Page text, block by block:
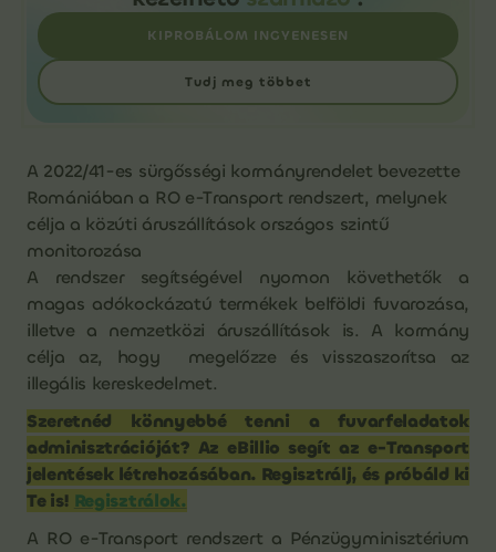
KIPROBÁLOM INGYENESEN
Tudj meg többet
A 2022/41-es sürgősségi kormányrendelet bevezette
Romániában a RO e-Transport rendszert, melynek
célja a közúti áruszállítások országos szintű
monitorozása
A rendszer segítségével nyomon követhetők a
magas adókockázatú termékek belföldi fuvarozása,
illetve a nemzetközi áruszállítások is. A kormány
célja az, hogy megelőzze és visszaszorítsa az
illegális kereskedelmet.
Szeretnéd könnyebbé tenni a fuvarfeladatok
adminisztrációját? Az eBillio segít az e-Transport
jelentések létrehozásában. Regisztrálj, és próbáld ki
Te is! Regisztrálok.
A RO e-Transport rendszert a Pénzügyminisztérium